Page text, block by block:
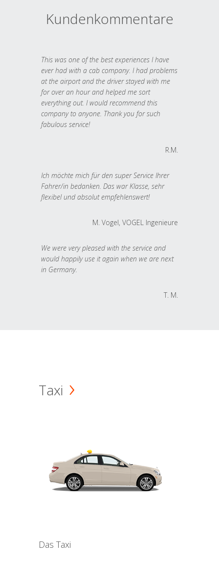
Kundenkommentare
This was one of the best experiences I have
ever had with a cab company. I had problems
at the airport and the driver stayed with me
for over an hour and helped me sort
everything out. I would recommend this
company to anyone. Thank you for such
fabulous service!
R.M.
Ich möchte mich für den super Service Ihrer
Fahrer/in bedanken. Das war Klasse, sehr
flexibel und absolut empfehlenswert!
M. Vogel, VOGEL Ingenieure
We were very pleased with the service and
would happily use it again when we are next
in Germany.
T. M.
Taxi
Das Taxi